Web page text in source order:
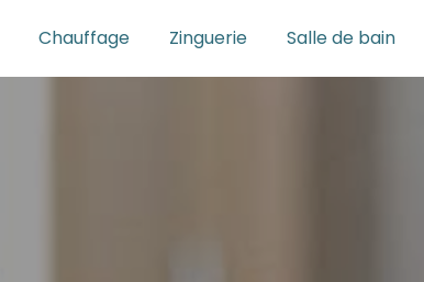
Chauffage Zinguerie Salle de bain